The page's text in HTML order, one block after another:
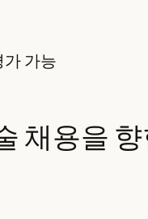
가능
채용을